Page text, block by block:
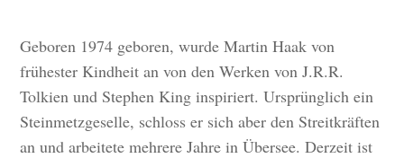
Geboren 1974 geboren, wurde Martin Haak von
frühester Kindheit an von den Werken von J.R.R.
Tolkien und Stephen King inspiriert. Ursprünglich ein
Steinmetzgeselle, schloss er sich aber den Streitkräften
an und arbeitete mehrere Jahre in Übersee. Derzeit ist